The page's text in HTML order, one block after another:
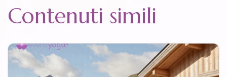
Contenuti simili